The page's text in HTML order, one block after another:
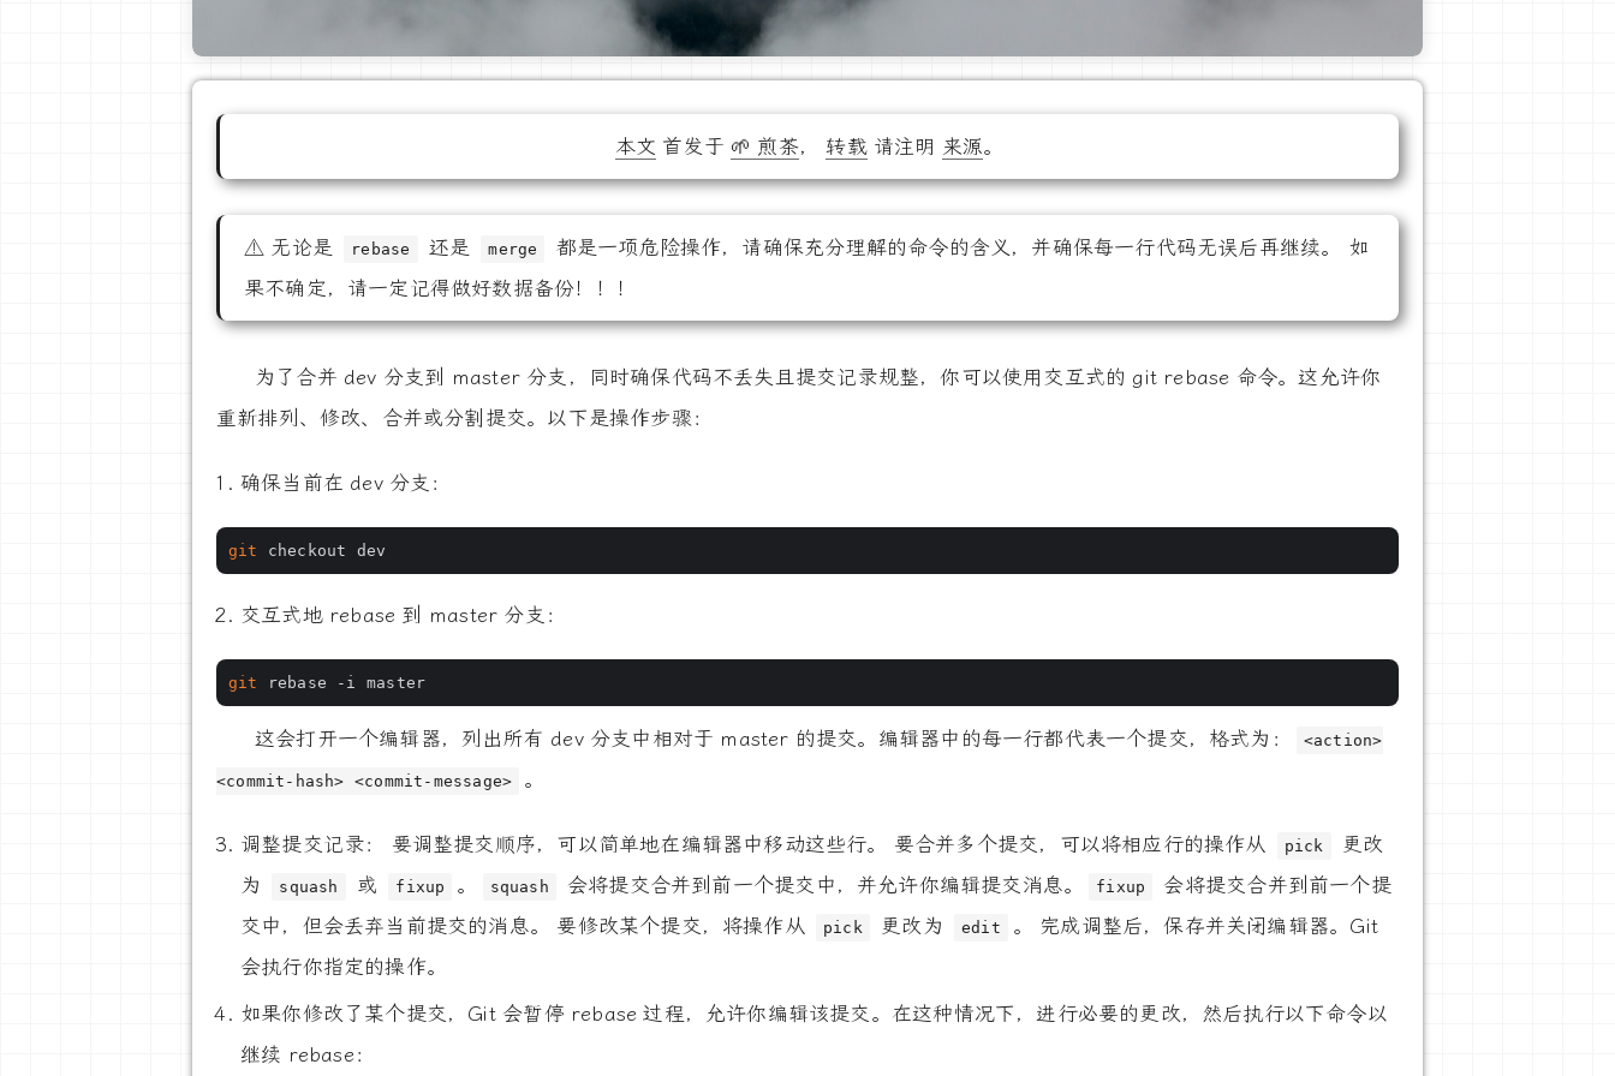
本文 首发于 🌱 煎茶，转载请注明 来源。
⚠️ 无论是 rebase 还是 merge
都是一项危险操作，请确保充分理解的命令的含义，并确保每一行代码无误后再继续。 如
果不确定，请一定记得做好数据备份！！！
为了合并 dev 分支到 master 分支，同时确保代码不丢失且提交记录规整，你可以使用交互式的 git rebase 命令。这允许你
重新排列、修改、合并或分割提交。以下是操作步骤：
确保当前在 dev 分支：
git
交互式地 rebase 到 master 分支：
git
这会打开一个编辑器，列出所有 dev 分支中相对于 master 的提交。编辑器中的每一行都代表一个提交，格式为： <action>
<commit-hash> <commit-message> 。
调整提交记录： 要调整提交顺序，可以简单地在编辑器中移动这些行。 要合并多个提交，可以将相应行的操作从 pick
更改
为
squash 或 fixup 。 squash 会将提交合并到前一个提交中，并允许你编辑提交消息。 fixup
会将提交合并到前一个提
交中，但会丢弃当前提交的消息。 要修改某个提交，将操作从
pick 更改为 edit
。 完成调整后，保存并关闭编辑器。Git
会执行你指定的操作。
如果你修改了某个提交，Git 会暂停 rebase 过程，允许你编辑该提交。在这种情况下，进行必要的更改，然后执行以下命令以
继续 rebase：